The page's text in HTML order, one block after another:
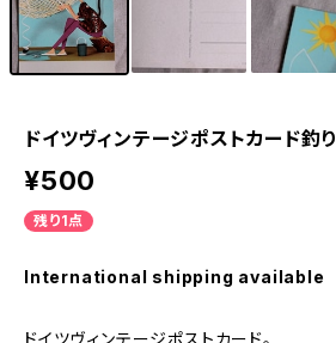
ドイツヴィンテージポストカード釣り
¥500
残り1点
International shipping available
ドイツヴィンテージポストカード。